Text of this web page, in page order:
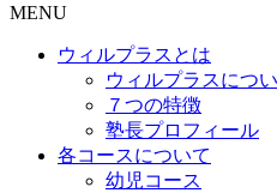
MENU
ウィルプラスとは
ウィルプラスにつ
７つの特徴
塾長プロフィール
各コースについて
幼児コース